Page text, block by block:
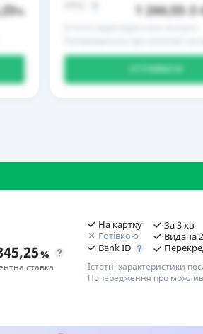
% 1 244,55 3
%
ставка
На картку
Готівкою
Bank ID
За 3 хв
Видача
Істотні характеристики
Попередження про